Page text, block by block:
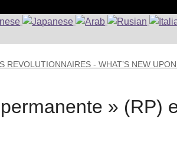
REVOLUTIONNAIRES - WHAT’S NEW
» (RP)